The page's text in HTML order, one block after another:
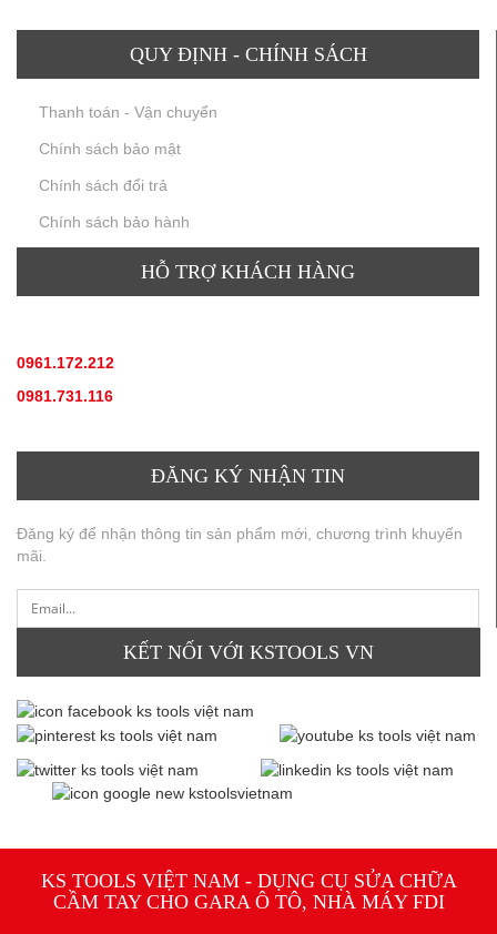
QUY ĐỊNH - CHÍNH SÁCH
Thanh toán - Vận chuyển
Chính sách bảo mật
Chính sách đổi trả
Chính sách bảo hành
HỖ TRỢ KHÁCH HÀNG
0961.172.212
0981.731.116
ĐĂNG KÝ NHẬN TIN
Đăng ký để nhận thông tin sản phẩm mới, chương trình khuyến
mãi.
KẾT NỐI VỚI KSTOOLS VN
KS TOOLS VIỆT NAM - DỤNG CỤ SỬA CHỮA
CẦM TAY CHO GARA Ô TÔ, NHÀ MÁY FDI